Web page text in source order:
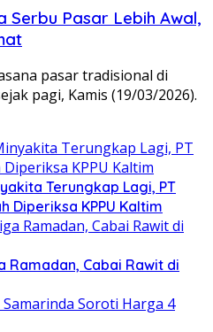
Serbu Pasar Lebih Awal,
pasar tradisional di
pagi, Kamis (19/03/2026).
Terungkap Lagi, PT
Diperiksa KPPU Kaltim
Ramadan, Cabai Rawit di